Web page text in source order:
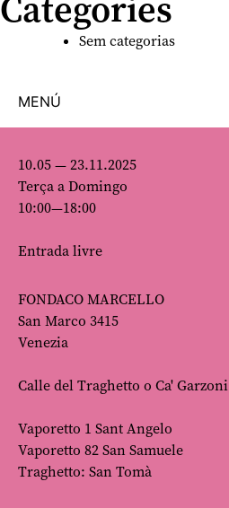
Sem categorias
MENÚ
10.05 — 23.11.2025
Terça a Domingo
10:00—18:00
Entrada livre
FONDACO MARCELLO
San Marco 3415
Venezia
Calle del Traghetto o Ca' Garzoni
Vaporetto 1 Sant Angelo
Vaporetto 82 San Samuele
Traghetto: San Tomà